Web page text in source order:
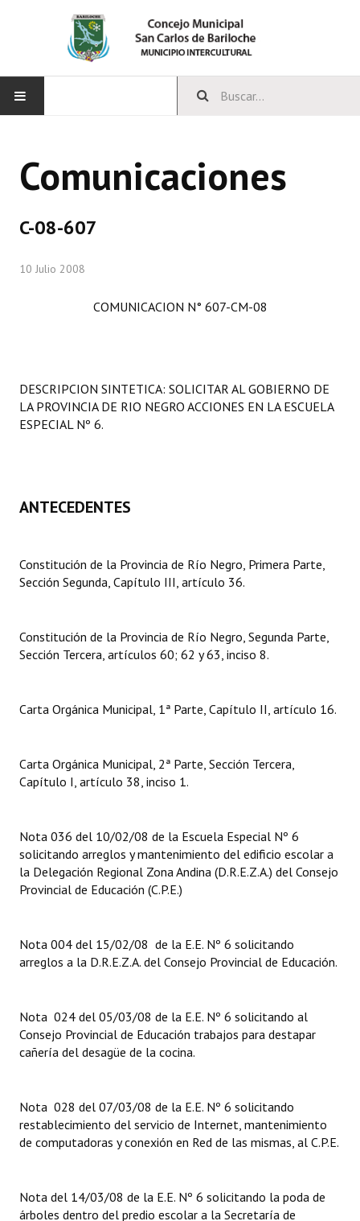
CONCEJO
Comisiones Especiales
LEGISLACIÓN
Carta Orgánica 2007
Digesto
DOCUMENTOS
Proyectos Presentados
Actas de Sesión
Ejecución Presupuestaria
Actas de Audiencias Públicas
Comunicaciones
Resoluciones
Resoluciones de Presidencia
Antiguos Pobladores
Registros y Distinciones
Comunicaciones
C-08-607
10 Julio 2008
COMUNICACION N° 607-CM-08
DESCRIPCION SINTETICA: SOLICITAR AL GOBIERNO DE
LA PROVINCIA DE RIO NEGRO ACCIONES EN LA ESCUELA
ESPECIAL Nº 6.
ANTECEDENTES
Constitución de la Provincia de Río Negro, Primera Parte,
Sección Segunda, Capítulo III, artículo 36.
Constitución de la Provincia de Río Negro, Segunda Parte,
Sección Tercera, artículos 60; 62 y 63, inciso 8.
Carta Orgánica Municipal, 1ª Parte, Capítulo II, artículo 16.
Carta Orgánica Municipal, 2ª Parte, Sección Tercera,
Capítulo I, artículo 38, inciso 1.
Nota 036 del 10/02/08 de la Escuela Especial Nº 6
solicitando arreglos y mantenimiento del edificio escolar a
la Delegación Regional Zona Andina (D.R.E.Z.A.) del Consejo
Provincial de Educación (C.P.E.)
Nota 004 del 15/02/08 de la E.E. Nº 6 solicitando
arreglos a la D.R.E.Z.A. del Consejo Provincial de Educación.
Nota 024 del 05/03/08 de la E.E. Nº 6 solicitando al
Consejo Provincial de Educación trabajos para destapar
cañería del desagüe de la cocina.
Nota 028 del 07/03/08 de la E.E. Nº 6 solicitando
restablecimiento del servicio de Internet, mantenimiento
de computadoras y conexión en Red de las mismas, al C.P.E.
Nota del 14/03/08 de la E.E. Nº 6 solicitando la poda de
árboles dentro del predio escolar a la Secretaría de